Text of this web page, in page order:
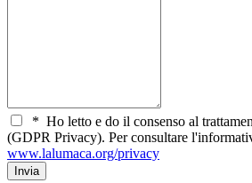
* Ho letto e do il consenso al
(GDPR Privacy). Per consultare
www.lalumaca.org/privacy